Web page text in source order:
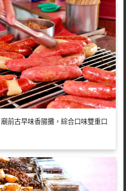
前古早味香腸攤，綜合口味雙重口